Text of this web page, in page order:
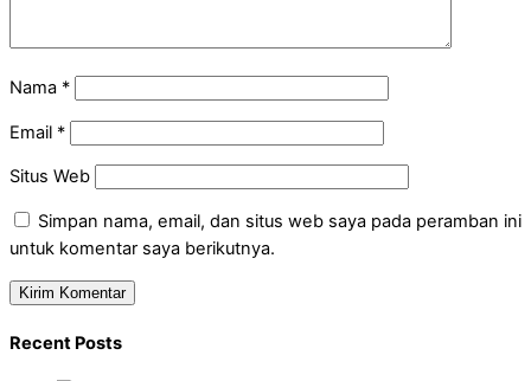
Nama *
Email *
Situs Web
Simpan nama, email, dan situs web saya pada peramban ini
untuk komentar saya berikutnya.
Recent Posts